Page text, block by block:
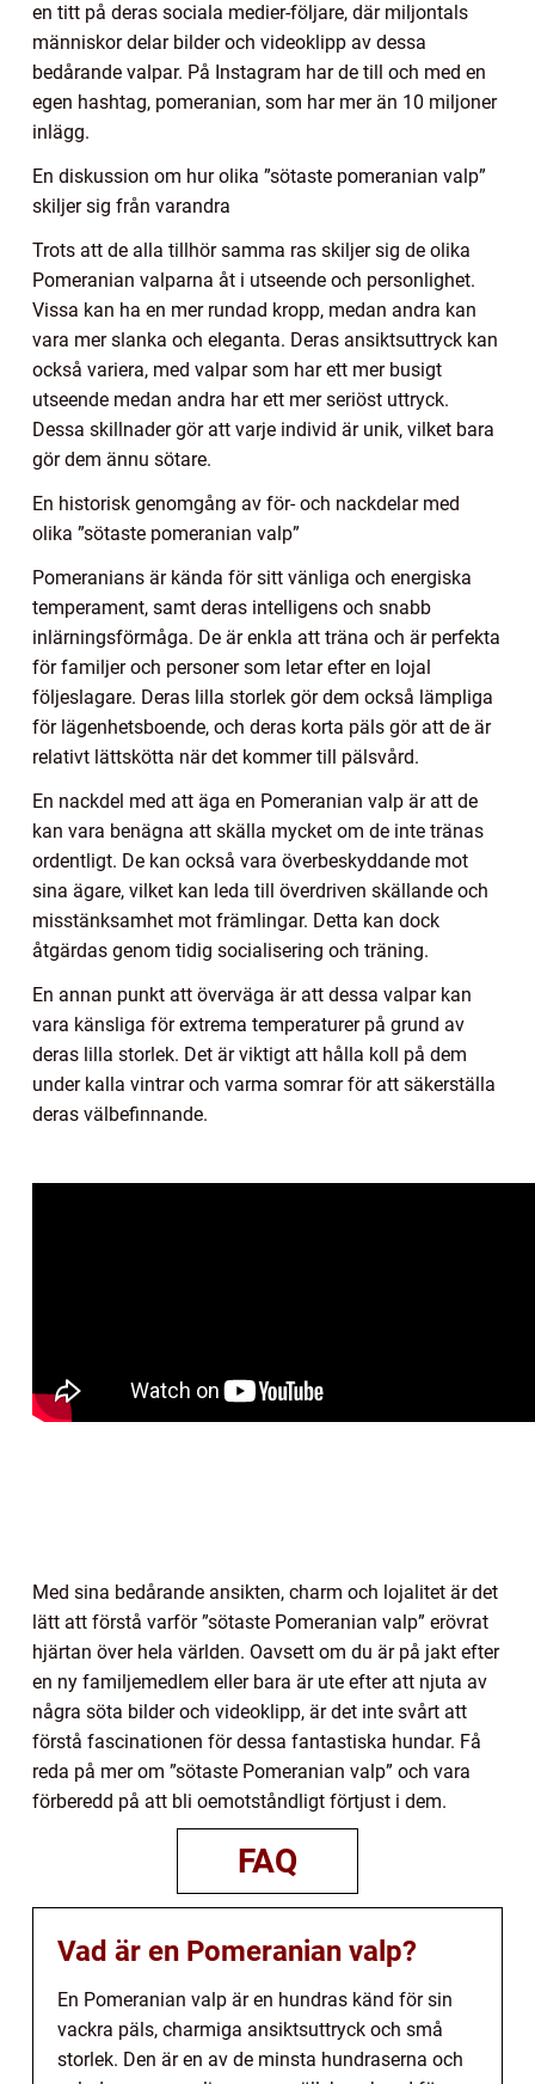
en titt på deras sociala medier-följare, där miljontals
människor delar bilder och videoklipp av dessa
bedårande valpar. På Instagram har de till och med en
egen hashtag, pomeranian, som har mer än 10 miljoner
inlägg.
En diskussion om hur olika ”sötaste pomeranian valp”
skiljer sig från varandra
Trots att de alla tillhör samma ras skiljer sig de olika
Pomeranian valparna åt i utseende och personlighet.
Vissa kan ha en mer rundad kropp, medan andra kan
vara mer slanka och eleganta. Deras ansiktsuttryck kan
också variera, med valpar som har ett mer busigt
utseende medan andra har ett mer seriöst uttryck.
Dessa skillnader gör att varje individ är unik, vilket bara
gör dem ännu sötare.
En historisk genomgång av för- och nackdelar med
olika ”sötaste pomeranian valp”
Pomeranians är kända för sitt vänliga och energiska
temperament, samt deras intelligens och snabb
inlärningsförmåga. De är enkla att träna och är perfekta
för familjer och personer som letar efter en lojal
följeslagare. Deras lilla storlek gör dem också lämpliga
för lägenhetsboende, och deras korta päls gör att de är
relativt lättskötta när det kommer till pälsvård.
En nackdel med att äga en Pomeranian valp är att de
kan vara benägna att skälla mycket om de inte tränas
ordentligt. De kan också vara överbeskyddande mot
sina ägare, vilket kan leda till överdriven skällande och
misstänksamhet mot främlingar. Detta kan dock
åtgärdas genom tidig socialisering och träning.
En annan punkt att överväga är att dessa valpar kan
vara känsliga för extrema temperaturer på grund av
deras lilla storlek. Det är viktigt att hålla koll på dem
under kalla vintrar och varma somrar för att säkerställa
deras välbefinnande.
Med sina bedårande ansikten, charm och lojalitet är det
lätt att förstå varför ”sötaste Pomeranian valp” erövrat
hjärtan över hela världen. Oavsett om du är på jakt efter
en ny familjemedlem eller bara är ute efter att njuta av
några söta bilder och videoklipp, är det inte svårt att
förstå fascinationen för dessa fantastiska hundar. Få
reda på mer om ”sötaste Pomeranian valp” och vara
förberedd på att bli oemotståndligt förtjust i dem.
FAQ
Vad är en Pomeranian valp?
En Pomeranian valp är en hundras känd för sin
vackra päls, charmiga ansiktsuttryck och små
storlek. Den är en av de minsta hundraserna och